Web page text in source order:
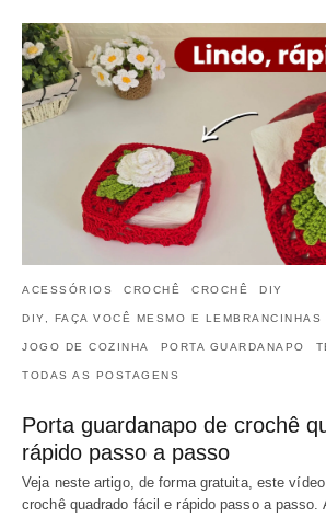
ACESSÓRIOS CROCHÊ CROCHÊ DIY
DIY, FAÇA VOCÊ MESMO E LEMBRANCINHAS
JOGO DE COZINHA PORTA GUARDANAPO
TODAS AS POSTAGENS
Porta guardanapo de crochê
rápido passo a passo
Veja neste artigo, de forma gratuita, este
crochê quadrado fácil e rápido passo a passo.